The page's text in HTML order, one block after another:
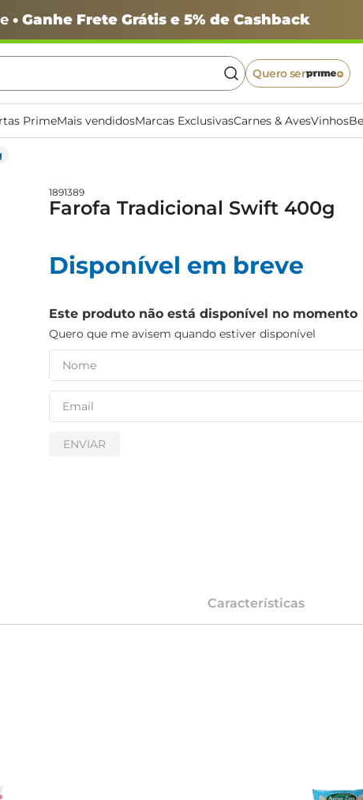
• Ganhe Frete Grátis e 5% de Cashback
Quero ser
PrimeMais vendidosMarcas ExclusivasCarnes & AvesVinhos
1891389
Farofa Tradicional Swift 400g
Disponível em breve
Este produto não está disponível no momento
Quero que me avisem quando estiver disponível
ENVIAR
Características